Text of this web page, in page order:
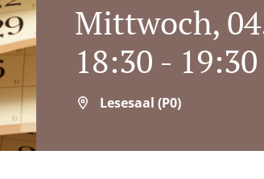
Mittwoch,
18:30 -
Lesesaal (P0)